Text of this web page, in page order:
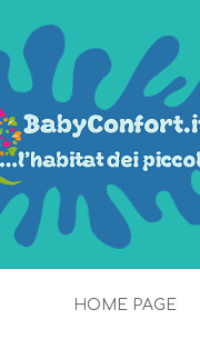
HOME PAGE